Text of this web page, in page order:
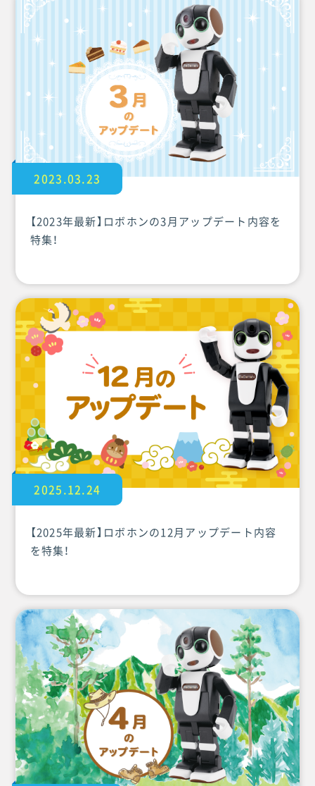
2023.03.23
【2023年最新】ロボホンの3月アップデート内容を
特集！
2025.12.24
【2025年最新】ロボホンの12月アップデート内容
を特集！